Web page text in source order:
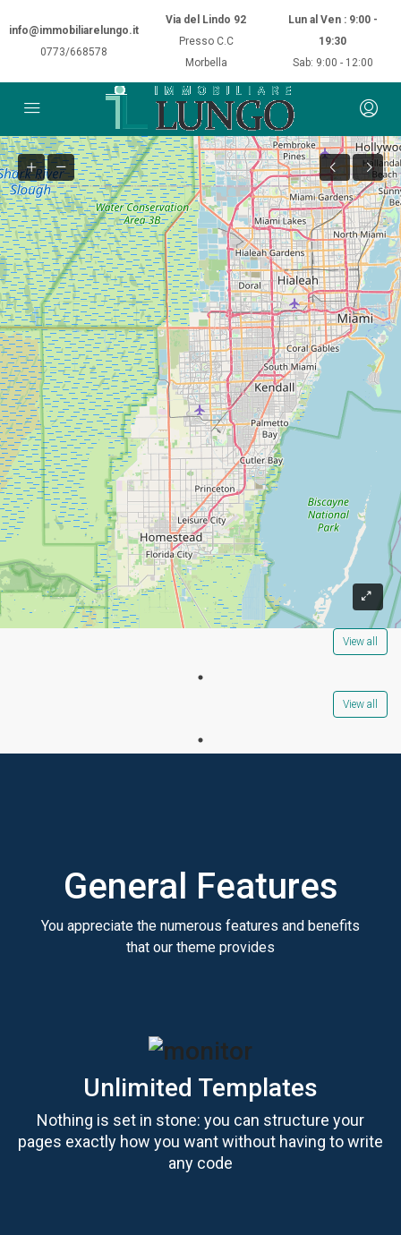
info@immobiliarelungo.it
0773/668578
Via del Lindo 92
Presso C.C
Morbella
Lun al Ven : 9:00 -
19:30
Sab: 9:00 - 12:00
View all
View all
General Features
You appreciate the numerous features and benefits
that our theme provides
Unlimited Templates
Nothing is set in stone: you can structure your
pages exactly how you want without having to write
any code